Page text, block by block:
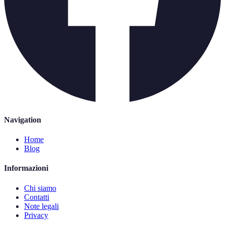
Navigation
Home
Blog
Informazioni
Chi siamo
Contatti
Note legali
Privacy